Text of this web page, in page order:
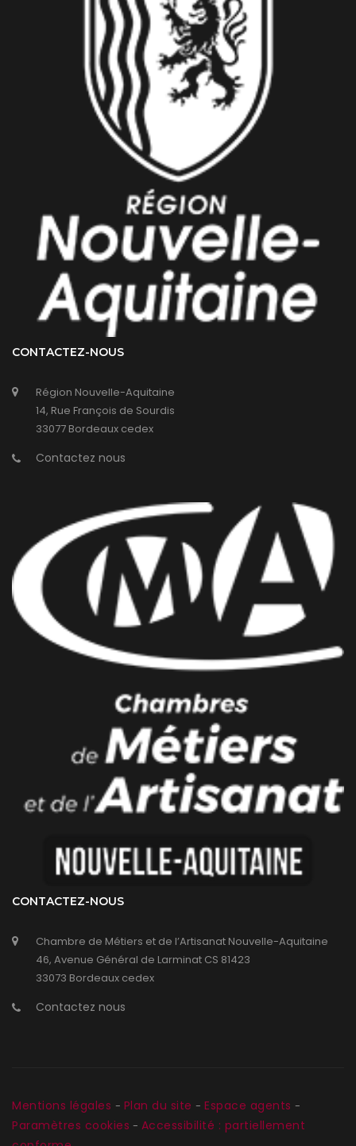
CONTACTEZ-NOUS
Région Nouvelle-Aquitaine
14, Rue François de Sourdis
33077 Bordeaux cedex
Contactez nous
CONTACTEZ-NOUS
Chambre de Métiers et de l’Artisanat Nouvelle-Aquitaine
46, Avenue Général de Larminat CS 81423
33073 Bordeaux cedex
Contactez nous
Mentions légales - Plan du site - Espace agents -
Paramètres cookies - Accessibilité : partiellement